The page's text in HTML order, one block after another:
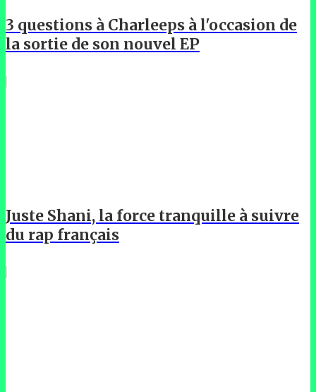
3 questions à Charleeps à l'occasion de
la sortie de son nouvel EP
Juste Shani, la force tranquille à suivre
du rap français